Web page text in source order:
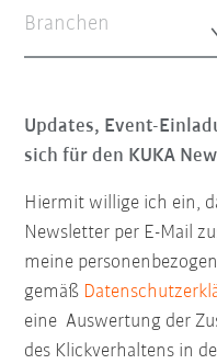
Branchen
Updates, Event-
sich für den KUKA
Hiermit willige ich ein,
Newsletter per E-Mail
meine
gemäß
eine Auswertung der
des Klickverhaltens in